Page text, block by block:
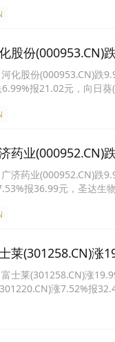
股份(000953.CN)
化股份(000953.CN)跌
报21.02元，向日
药业(000952.CN)
济药业(000952.CN)跌
报36.99元，圣达生
莱(301258.CN)涨
士莱(301258.CN)涨
涨7.52%报